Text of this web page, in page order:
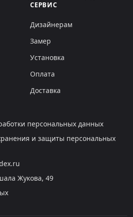
СЕРВИС
Дизайнерам
Замер
Установка
Оплата
Доставка
персональных данных
и защиты персональных
Жукова, 49